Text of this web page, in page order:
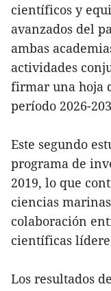
científicos y
avanzados del
ambas
actividades
firmar una hoja
período 2026-
Este segundo
programa de
2019, lo que
ciencias
colaboración
científicas
Los resultados